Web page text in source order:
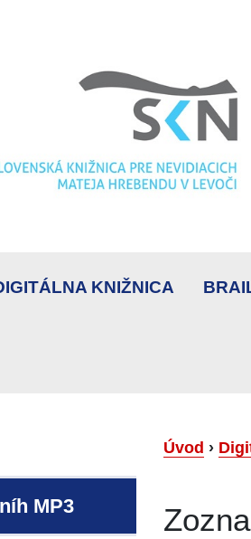
KNIŽNICA
MP3
Úvod ›